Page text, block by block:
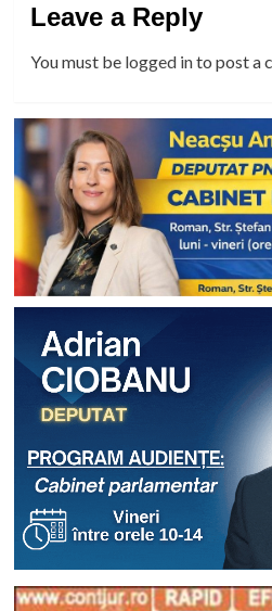
Leave a Reply
You must be logged into post a